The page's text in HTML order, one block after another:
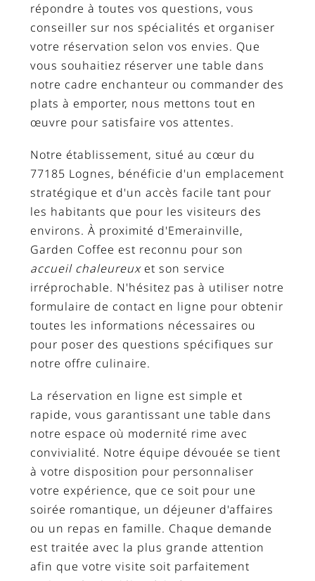
répondre à toutes vos questions, vous
conseiller sur nos spécialités et organiser
votre réservation selon vos envies. Que
vous souhaitiez réserver une table dans
notre cadre enchanteur ou commander des
plats à emporter, nous mettons tout en
œuvre pour satisfaire vos attentes.
Notre établissement, situé au cœur du
77185 Lognes, bénéficie d'un emplacement
stratégique et d'un accès facile tant pour
les habitants que pour les visiteurs des
environs. À proximité d'Emerainville,
Garden Coffee est reconnu pour son
accueil chaleureuxet son service
irréprochable. N'hésitez pas à utiliser notre
formulaire de contact en ligne pour obtenir
toutes les informations nécessaires ou
pour poser des questions spécifiques sur
notre offre culinaire.
La réservation en ligne est simple et
rapide, vous garantissant une table dans
notre espace où modernité rime avec
convivialité. Notre équipe dévouée se tient
à votre disposition pour personnaliser
votre expérience, que ce soit pour une
soirée romantique, un déjeuner d'affaires
ou un repas en famille. Chaque demande
est traitée avec la plus grande attention
afin que votre visite soit parfaitement